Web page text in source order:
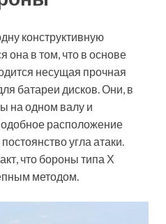
конструктивную
она в том, что в основе
несущая прочная
батареи дисков. Они, в
на одном валу и
расположение
угла атаки.
что бороны типа Х
методом.